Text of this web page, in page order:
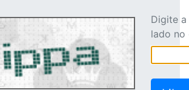
Digite
lado no